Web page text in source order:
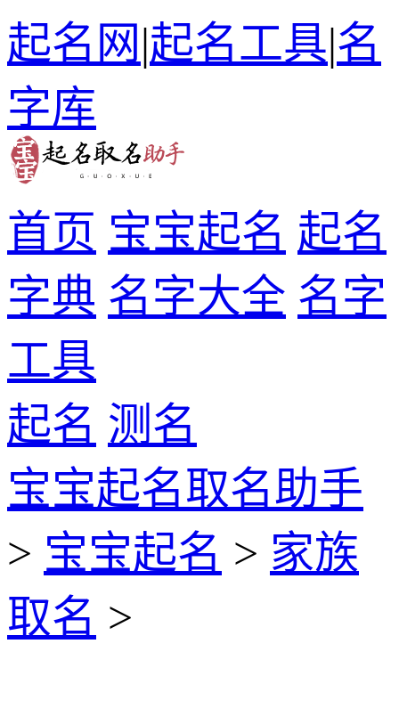
起名网|起名工具|名
字库
首页 宝宝起名 起名
字典 名字大全 名字
工具
起名 测名
宝宝起名取名助手
> 宝宝起名 > 家族
取名 >